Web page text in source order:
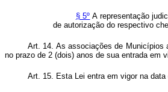
§ 5º A representação
de autorização do respectivo
Art. 14. As associações de Municípios
no prazo de 2 (dois) anos de sua entrada em
Art. 15. Esta Lei entra em vigor na data